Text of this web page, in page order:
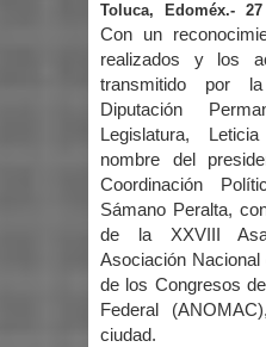
Toluca, Edoméx.-
Con un
realizados y los
transmitido por
Diputación
Legislatura,
nombre del
Coordinación
Sámano Peralta,
de la XXVIII
Asociación
de los Congresos
Federal
ciudad.